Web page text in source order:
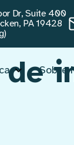
Dr, Suite 400
PA 19428
Sobre
de